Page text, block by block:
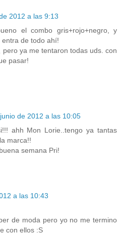
2012 a las 9:13
el combo gris+rojo+negro, y
de todo ahí!
ya me tentaron todas uds. con
pasar!
de 2012 a las 10:05
ahh Mon Lorie..tengo ya tantas
marca!!
semana Pri!
a las 10:43
de moda pero yo no me termino
con ellos :S